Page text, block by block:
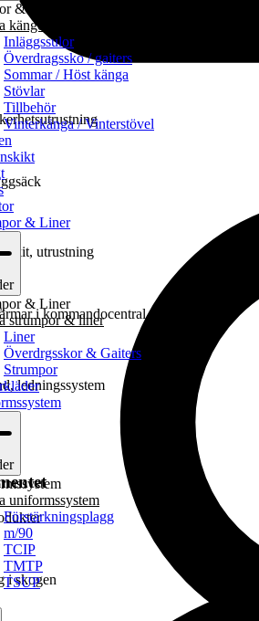
& Stövlar
kängor & stövlar
Inläggssulor
Överdragssko / gaiters
Sommar / Höst känga
Stövlar
Tillbehör
Vinterkänga / Vinterstövel
& Liner
& Liner
strumpor & liner
Liner
Överdrgsskor & Gaiters
Strumpor
uniformssystem
Förstärkningsplagg
m/90
TCIP
TMTP
TSUP
kit, utrustning
ledningssystem